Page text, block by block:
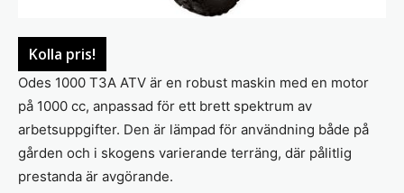
Kolla pris!
Odes 1000 T3A ATV är en robust maskin med en motor
på 1000 cc, anpassad för ett brett spektrum av
arbetsuppgifter. Den är lämpad för användning både på
gården och i skogens varierande terräng, där pålitlig
prestanda är avgörande.